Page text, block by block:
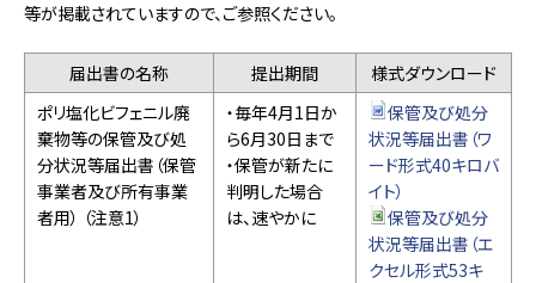
等が掲載されていますので、ご参照ください。
届出書の名称 提出期間
様式ダウンロード
ポリ塩化ビフェニル廃
棄物等の保管及び処
分状況等届出書（保管
事業者及び所有事業
者用） （注意1）
・毎年4月1日か
ら6月30日まで
・保管が新たに
判明した場合
は、速やかに
保管及び処分
状況等届出書（ワ
ード形式40キロバ
イト）
保管及び処分
状況等届出書（エ
クセル形式53キ